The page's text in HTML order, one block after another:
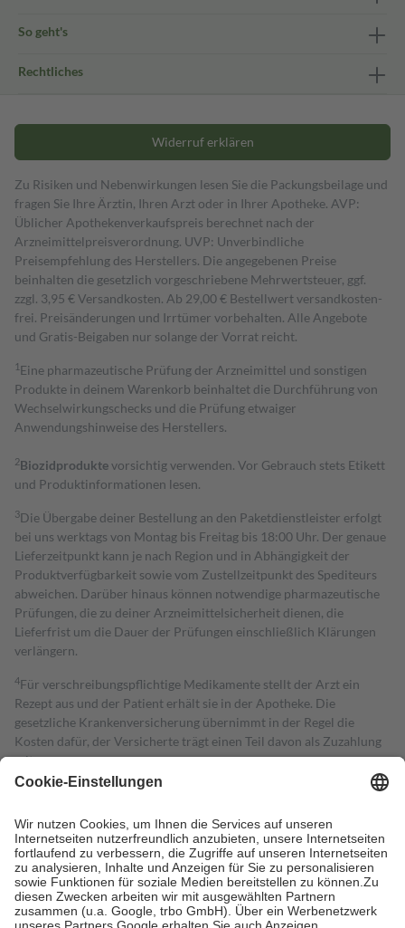
So geht's
Rechtliches
Widerruf erklären
Zu Risiken und Nebenwirkungen lesen Sie die Packungsbeilage und
fragen Sie Ihre Ärztin, Ihren Arzt oder in Ihrer Apotheke. AVP:
Üblicher Apothekenverkaufspreis berechnet nach der
Arzneimittelpreisverordnung. UVP: Unverbindliche
Preisempfehlung des Herstellers. Die angegebenen Preise
beinhalten die gesetzlich vorgeschriebene Mehrwertsteuer, ggf.
zzgl. 3,95 € Versandkosten. Ab 29,00 € Bestell­wert versand­kosten­
frei. Preisänderungen und Irrtümer vorbehalten. Alle Angebote
und Gratis-Beigaben nur solange der Vorrat reicht.
1 Eine pharmazeutische Prüfung der Arzneimittel und sonstigen
Produkte in deinem Warenkorb beinhaltet die Durchführung von
Wechselwirkungschecks und die Prüfung etwaiger
Anwendungshinweise des Herstellers.
2Biozidproduktevorsichtig verwenden. Vor Gebrauch stets Etikett
und Produktinformationen lesen.
3Die Übergabe deiner Bestellung an den Paketdienstleister erfolgt
bei uns werktags von Montag bis Freitag bis 18:00 Uhr. Der genaue
Lieferzeitpunkt kann je nach Region und in Abhängigkeit der
Produktverfügbarkeit sowie vom Zustellzeitpunkt des Spediteurs
abweichen. Darüber hinaus können notwendige pharmazeutische
Prüfungen, die zu deiner Arzneimittelsicherheit dienen, die
Lieferfrist um die Dauer der Prüfungen einschließlich Klärungen
verlängern.
4Für verschreibungspflichtige Medikamente stellt der Arzt ein
Rezept aus und der Patient erhält sie in der Apotheke. Die
gesetzliche Krankenversicherung übernimmt in der Regel die
Kosten dafür, der Versicherte trägt einen Teil davon als Zuzahlung
mit.
Grundsätzlich leisten Mitglieder Zuzahlungen in Höhe von zehn
höchstens zehn Euro.
Es sind jedoch nie mehr als die tatsächlichen
Kosten der Leistung zu entrichten.
Diese Regeln gelten grundsätzlich auch für Online-Apotheken.
Bei Heilmitteln und häuslicher Krankenpflege beträgt die
Zuzahlung zehn Prozent der Kosten sowie zehn Euro je
Verordnung.